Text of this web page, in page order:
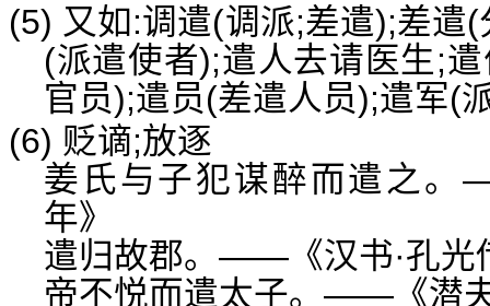
(5) 又如:调遣(调派;差遣);差遣
(派遣使者);遣人去请医生;
官员);遣员(差遣人员);遣军(
(6) 贬谪;放逐
姜氏与子犯谋醉而遣之
年》
遣归故郡。——《汉书·孔光
帝不悦而遣太子。——《潜